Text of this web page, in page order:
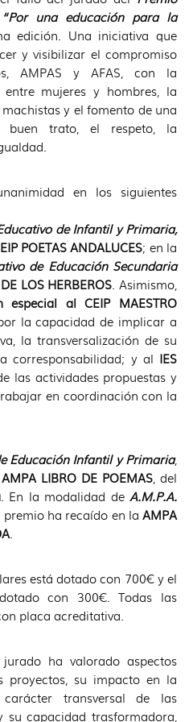
una educación para la
edición. Una iniciativa que
y visibilizar el compromiso
AMPAS y AFAS, con la
mujeres y hombres, la
y el fomento de una
buen trato, el respeto, la
en los siguientes
de Infantil y Primaria,
POETAS ANDALUCES; en la
de Educación Secundaria
LOS HERBEROS. Asimismo,
especial al CEIP MAESTRO
la capacidad de implicar a
la transversalización de su
corresponsabilidad; y al IES
las actividades propuestas y
en coordinación con la
Educación Infantil y Primaria,
AMPA LIBRO DE POEMAS, del
. En la modalidad de A.M.P.A.
premio ha recaído en laAMPA
.
está dotado con 700€ y el
con 300€. Todas las
placa acreditativa.
ha valorado aspectos
proyectos, su impacto en la
transversal de las
su capacidad trasformadora,